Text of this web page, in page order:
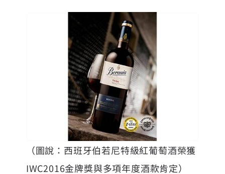
（圖說：西班牙伯若尼特級紅葡萄酒榮獲
IWC2016金牌獎與多項年度酒款肯定）